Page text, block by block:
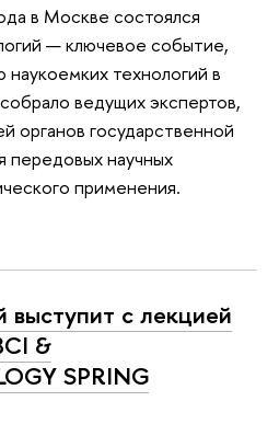
в Москве состоялся
— ключевое событие,
технологий в
ведущих экспертов,
органов государственной
передовых научных
применения.
с лекцией
&
SPRING